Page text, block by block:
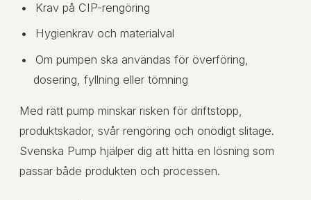
Krav på CIP-rengöring
Hygienkrav och materialval
Om pumpen ska användas för överföring,
dosering, fyllning eller tömning
Med rätt pump minskar risken för driftstopp,
produktskador, svår rengöring och onödigt slitage.
Svenska Pump hjälper dig att hitta en lösning som
passar både produkten och processen.